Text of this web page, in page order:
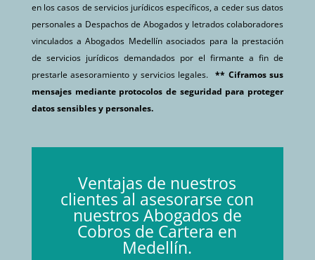
en los casos de servicios jurídicos específicos, a ceder sus datos
personales a Despachos de Abogados y letrados colaboradores
vinculados a Abogados Medellín asociados para la prestación
de servicios jurídicos demandados por el firmante a fin de
prestarle asesoramiento y servicios legales. ** Ciframos sus
mensajes mediante protocolos de seguridad para proteger
datos sensibles y personales.
Ventajas de nuestros
clientes al asesorarse con
nuestros Abogados de
Cobros de Cartera en
Medellín.